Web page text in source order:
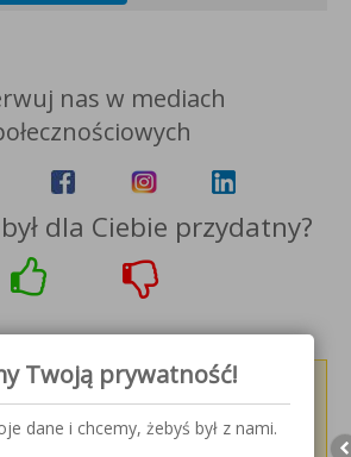
nas w mediach
dla Ciebie przydatny?
się z innymi!
Twoją prywatność!
dane i chcemy, żebyś był z nami.